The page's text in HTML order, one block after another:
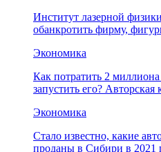
Институт лазерной
обанкротить фирму,
Экономика
Как потратить 2
запустить его?
Экономика
Стало известно, какие
проданы в Сибири в 2021